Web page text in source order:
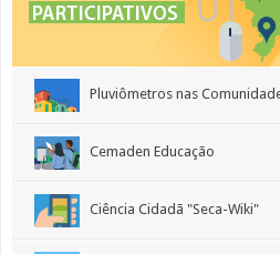
Pluviômetros nas
Cemaden Educação
Ciência Cidadã "Seca-Wiki"